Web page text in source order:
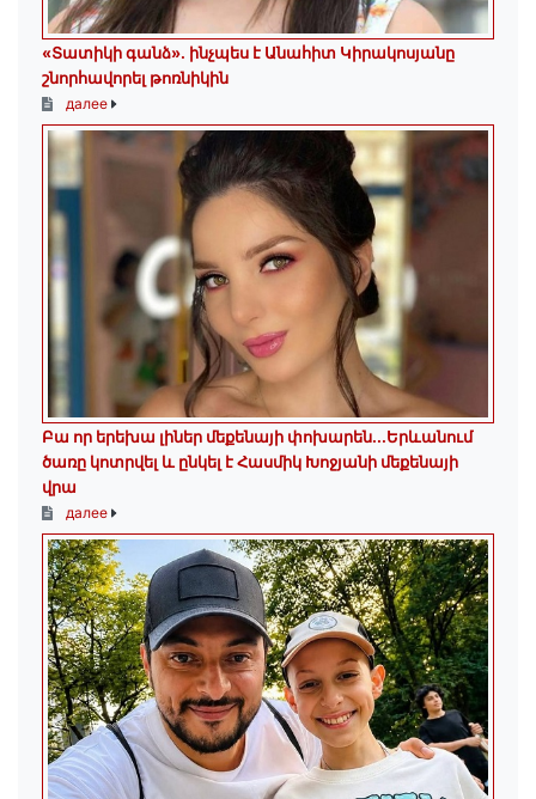
«Տատիկի գանձ». ինչպես է Անահիտ Կիրակոսյանը
շնորհավորել թոռնիկին
далее
Բա որ երեխա լիներ մեքենայի փոխարեն...Երևանում
ծառը կոտրվել և ընկել է Հասմիկ Խոջյանի մեքենայի
վրա
далее